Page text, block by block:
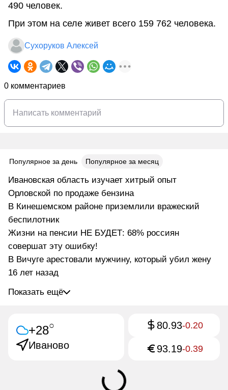
490 человек.
При этом на селе живет всего 159 762 человека.
Сухоруков Алексей
0 комментариев
Популярное за день Популярное за месяц
Ивановская область изучает хитрый опыт
Орловской по продаже бензина
В Кинешемском районе приземлили вражеский
беспилотник
Жизни на пенсии НЕ БУДЕТ: 68% россиян
совершат эту ошибку!
В Вичуге арестовали мужчину, который убил жену
16 лет назад
Показать ещё
+28○
Иваново
80.93-0.20
93.19-0.39